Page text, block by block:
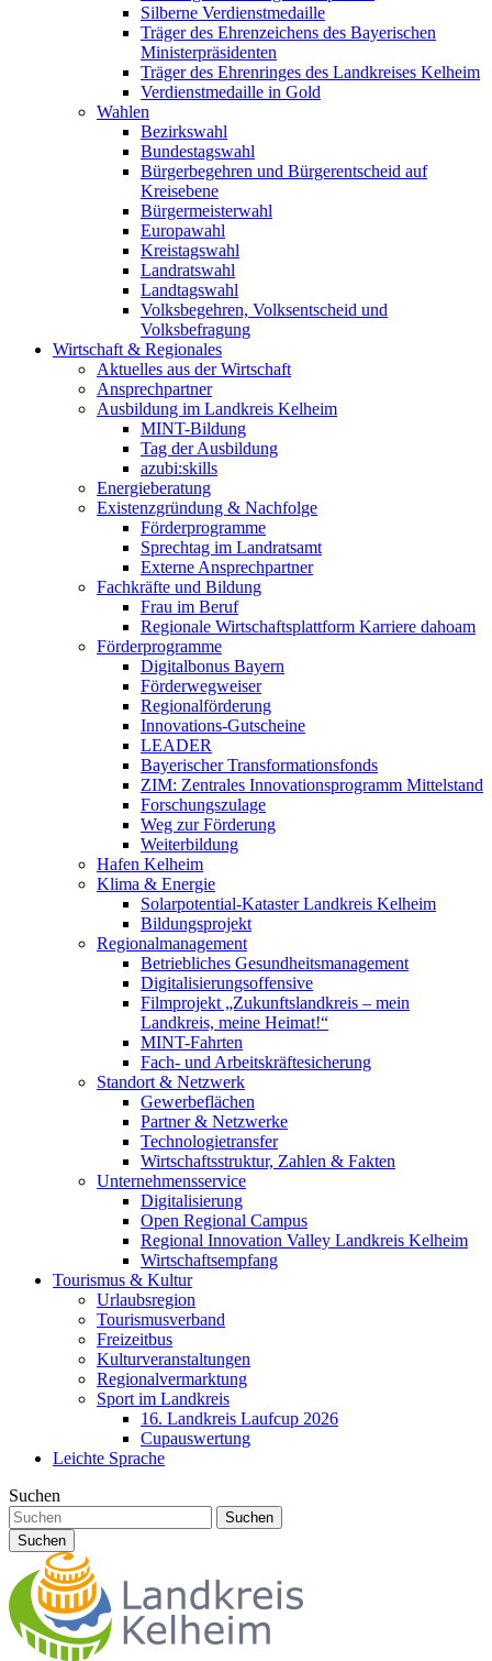
Silberne Verdienstmedaille
Träger des Ehrenzeichens des Bayerischen
Ministerpräsidenten
Träger des Ehrenringes des Landkreises Kelheim
Verdienstmedaille in Gold
Wahlen
Bezirkswahl
Bundestagswahl
Bürgerbegehren und Bürgerentscheid auf
Kreisebene
Bürgermeisterwahl
Europawahl
Kreistagswahl
Landratswahl
Landtagswahl
Volksbegehren, Volksentscheid und
Volksbefragung
Wirtschaft & Regionales
Aktuelles aus der Wirtschaft
Ansprechpartner
Ausbildung im Landkreis Kelheim
MINT-Bildung
Tag der Ausbildung
azubi:skills
Energieberatung
Existenzgründung & Nachfolge
Förderprogramme
Sprechtag im Landratsamt
Externe Ansprechpartner
Fachkräfte und Bildung
Frau im Beruf
Regionale Wirtschaftsplattform Karriere dahoam
Förderprogramme
Digitalbonus Bayern
Förderwegweiser
Regionalförderung
Innovations-Gutscheine
LEADER
Bayerischer Transformationsfonds
ZIM: Zentrales Innovationsprogramm Mittelstand
Forschungszulage
Weg zur Förderung
Weiterbildung
Hafen Kelheim
Klima & Energie
Solarpotential-Kataster Landkreis Kelheim
Bildungsprojekt
Regionalmanagement
Betriebliches Gesundheitsmanagement
Digitalisierungsoffensive
Filmprojekt „Zukunftslandkreis – mein
Landkreis, meine Heimat!“
MINT-Fahrten
Fach- und Arbeitskräftesicherung
Standort & Netzwerk
Gewerbeflächen
Partner & Netzwerke
Technologietransfer
Wirtschaftsstruktur, Zahlen & Fakten
Unternehmensservice
Digitalisierung
Open Regional Campus
Regional Innovation Valley Landkreis Kelheim
Wirtschaftsempfang
Tourismus & Kultur
Urlaubsregion
Tourismusverband
Freizeitbus
Kulturveranstaltungen
Regionalvermarktung
Sport im Landkreis
16. Landkreis Laufcup 2026
Cupauswertung
Leichte Sprache
Suchen
Suchen
Suchen